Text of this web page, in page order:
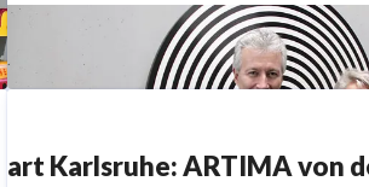
art Karlsruhe: ARTIMA von